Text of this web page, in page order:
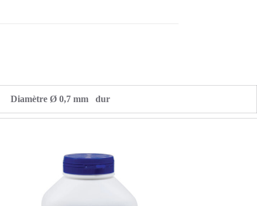
Diamètre Ø 0,7 mm dur